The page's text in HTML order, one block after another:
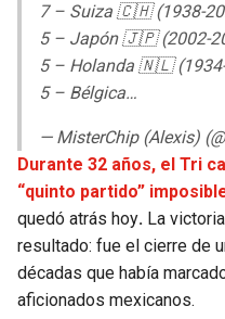
7 – Suiza 🇨🇭 (1938-
5 – Japón 🇯🇵 (2002-
5 – Holanda 🇳🇱
5 – Bélgica…
— MisterChip (Alexis)
Durante 32 años, el Tri
“quinto partido”
quedó atrás hoy. La
resultado: fue el cierre de
décadas que había
aficionados mexicanos.